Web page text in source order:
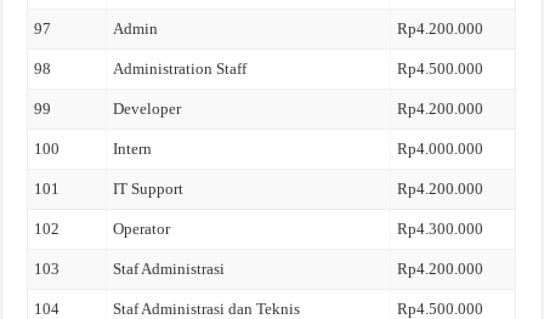
97 Admin Rp4.200.000
98 Administration Staff Rp4.500.000
99 Developer Rp4.200.000
100 Intern Rp4.000.000
101 IT Support Rp4.200.000
102 Operator Rp4.300.000
103 Staf Administrasi Rp4.200.000
104 Staf Administrasi dan Teknis Rp4.500.000